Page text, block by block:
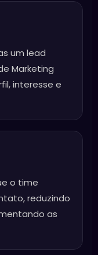
um lead
Marketing
interesse e
o time
reduzindo
as